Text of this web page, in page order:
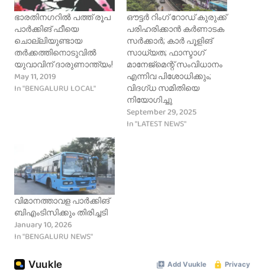
ഭാരതിനഗറിൽ പത്ത് രൂപ
പാര്‍ക്കിങ് ഫീയെ
ചൊല്ലിയുണ്ടായ
തർക്കത്തിനൊടുവിൽ
യുവാവിന് ദാരുണാന്ത്യം!
May 11, 2019
In "BENGALURU LOCAL"
ഔട്ടര്‍ റിംഗ് റോഡ് കുരുക്ക്
പരിഹരിക്കാന്‍ കര്‍ണാടക
സര്‍ക്കാര്‍; കാര്‍ പൂളിങ്
സാധ്യത; ഫാസ്ടാഗ്
മാനേജ്‌മെന്റ് സംവിധാനം
എന്നിവ പിശോധിക്കും;
വിദഗ്ധ സമിതിയെ
നിയോഗിച്ചു
September 29, 2025
In "LATEST NEWS"
വിമാനത്താവള പാര്‍ക്കിങ്
ബിഎംടിസിക്കും തിരിച്ചടി
January 10, 2026
In "BENGALURU NEWS"